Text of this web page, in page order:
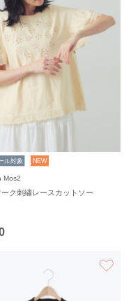
ル対象 NEW
Mos2
ーク刺繍レースカットソー